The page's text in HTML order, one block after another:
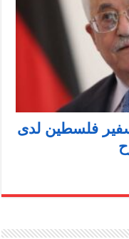
فلسطين لدى